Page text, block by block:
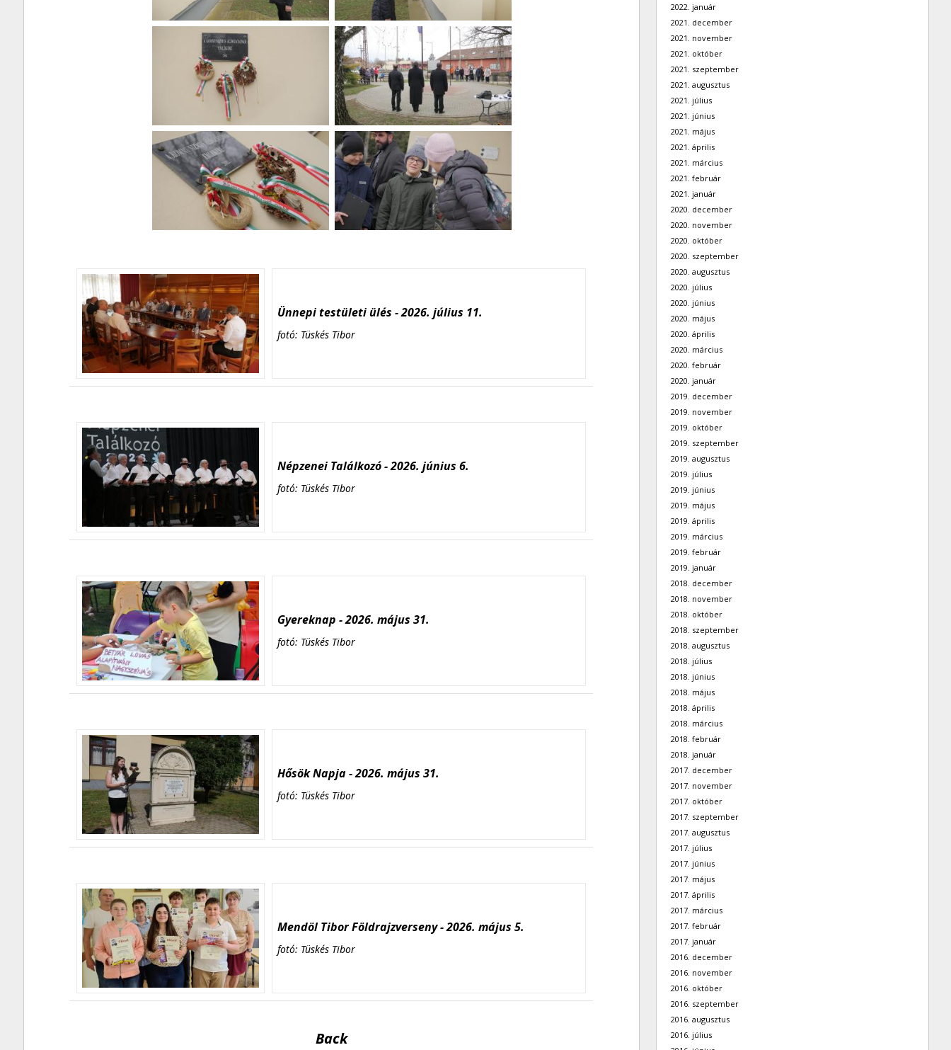
Ünnepi testületi ülés - 2026. július 11.
fotó: Tüskés Tibor
Népzenei Találkozó - 2026. június 6.
fotó: Tüskés Tibor
Gyereknap - 2026. május 31.
fotó: Tüskés Tibor
Hősök Napja - 2026. május 31.
fotó: Tüskés Tibor
Mendöl Tibor Földrajzverseny - 2026. május 5.
fotó: Tüskés Tibor
Back
2022. január
2021. december
2021. november
2021. október
2021. szeptember
2021. augusztus
2021. július
2021. június
2021. május
2021. április
2021. március
2021. február
2021. január
2020. december
2020. november
2020. október
2020. szeptember
2020. augusztus
2020. július
2020. június
2020. május
2020. április
2020. március
2020. február
2020. január
2019. december
2019. november
2019. október
2019. szeptember
2019. augusztus
2019. július
2019. június
2019. május
2019. április
2019. március
2019. február
2019. január
2018. december
2018. november
2018. október
2018. szeptember
2018. augusztus
2018. július
2018. június
2018. május
2018. április
2018. március
2018. február
2018. január
2017. december
2017. november
2017. október
2017. szeptember
2017. augusztus
2017. július
2017. június
2017. május
2017. április
2017. március
2017. február
2017. január
2016. december
2016. november
2016. október
2016. szeptember
2016. augusztus
2016. július